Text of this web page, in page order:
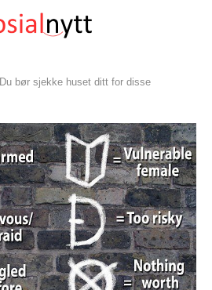
Du bør sjekke huset ditt for disse